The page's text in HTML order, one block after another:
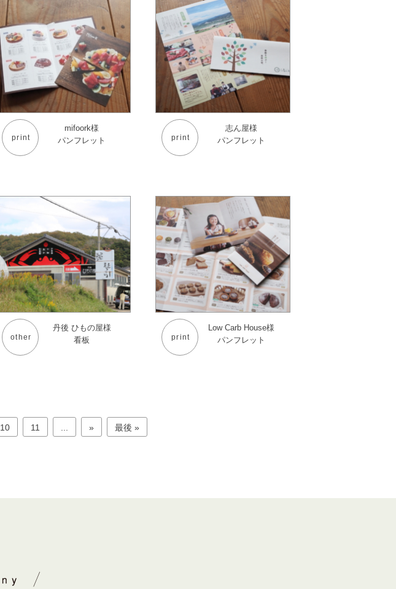
print
mifoork様
パンフレット
print
志ん屋様
パンフレット
other
丹後 ひもの屋様
看板
print
Low Carb House様
パンフレット
10 11 » 最後 »